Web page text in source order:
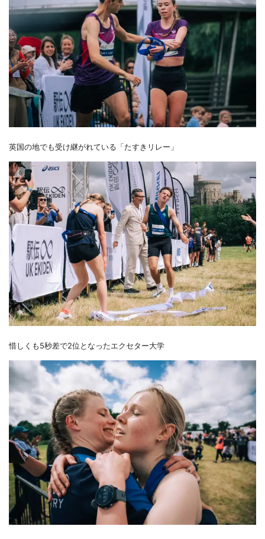
英国の地でも受け継がれている「たすきリレー」
惜しくも5秒差で2位となったエクセター大学